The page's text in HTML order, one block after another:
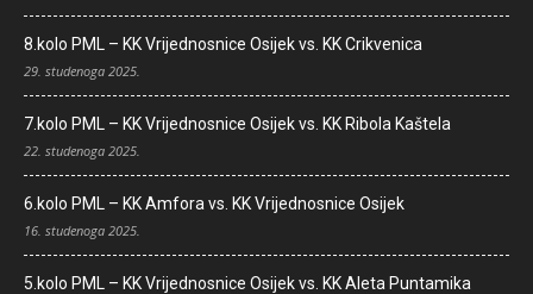
8.kolo PML – KK Vrijednosnice Osijek vs. KK Crikvenica
29. studenoga 2025.
7.kolo PML – KK Vrijednosnice Osijek vs. KK Ribola Kaštela
22. studenoga 2025.
6.kolo PML – KK Amfora vs. KK Vrijednosnice Osijek
16. studenoga 2025.
5.kolo PML – KK Vrijednosnice Osijek vs. KK Aleta Puntamika